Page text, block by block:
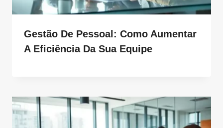
Gestão De Pessoal: Como Aumentar
A Eficiência Da Sua Equipe